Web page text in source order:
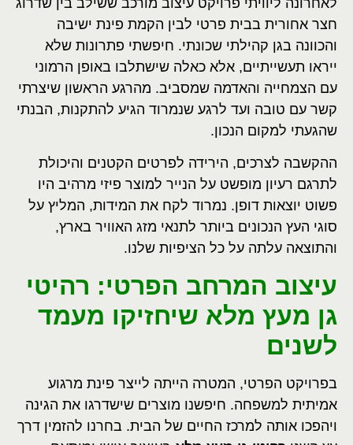
חצר אחורית בבית פרטי לבין הקמת פינת ישיבה
והכוונה בגן קהילתי שכונתי. חיפשתי פתרונות שלא
ייראו תעשייתיים, אלא כאלה שישתלבו באופן הרמוני
עם הצמחייה והאדמה שמסביב. מהרגע הראשון שיצרתי
קשר עם טובה ועד לרגע שנמרוד הגיע להתקנות, הבנתי
שהגעתי למקום הנכון.
ההקשבה לצרכים, הירידה לפרטים הקטנים והיכולת
לתרגם רעיון מופשט על הנייר למוצר פיזי מרהיב היו
פשוט יוצאות דופן. נמרוד לקח את המידות, המליץ על
סוגי העץ הנכונים ביותר לתנאי מזג האוויר בארץ,
והתוצאה עלתה על כל הציפיות שלנו.
עיצוב המרחב הפרטי: רהיטי
גן מעץ מלא שיחזיקו מעמד
לשנים
בפרויקט הפרטי, המטרה הייתה לייצר פינת מרגוע
אמיתית למשפחה. חיפשנו מוצרים שישדרגו את הגינה
ויהפכו אותה למרכז החיים של הבית. בחרנו להזמין דרך